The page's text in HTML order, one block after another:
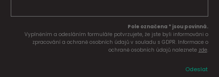
Pole označena * jsou povinná.
Vyplněním a odesláním formuláře potvrzujete, že jste byli informováni o
zpracování a ochraně osobních údajů v souladu s GDPR. Informace o
ochraně osobních údajů naleznete zde.
Odeslat